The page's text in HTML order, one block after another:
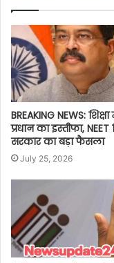
BREAKING NEWS: शिक्षा
प्रधान का इस्तीफा, NEET
सरकार का बड़ा फैसला
July 25, 2026